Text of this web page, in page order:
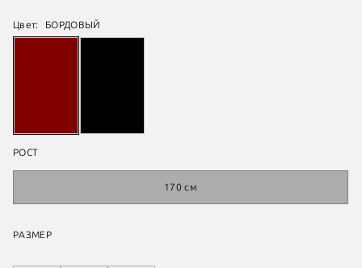
Цвет: БОРДОВЫЙ
РОСТ
170 см
РАЗМЕР